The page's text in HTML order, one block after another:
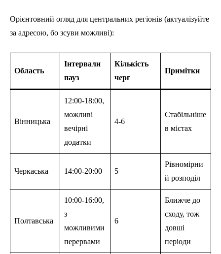
Орієнтовний огляд для центральних регіонів (актуалізуйте
за адресою, бо зсуви можливі):
Область
Інтервали
пауз
Кількість
черг
Примітки
Вінницька
12:00-18:00,
можливі
вечірні
додатки
4-6
Стабільніше
в містах
Черкаська 14:00-20:00 5
Рівномірни
й розподіл
Полтавська
10:00-16:00,
з
можливими
перервами
6
Ближче до
сходу, тож
довші
періоди